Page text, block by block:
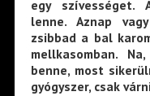
egy szívességet.
lenne. Aznap
zsibbad a bal
mellkasomban.
benne, most
gyógyszer, csak